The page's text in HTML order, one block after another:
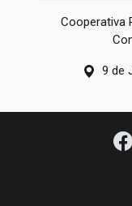
Cooperativa
9 de